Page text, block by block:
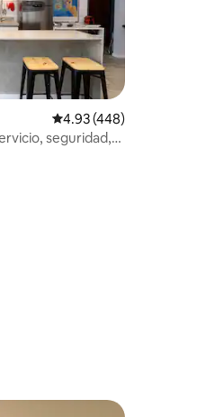
reseñasCalificación promedio:
4.93 (448)
seguridad,